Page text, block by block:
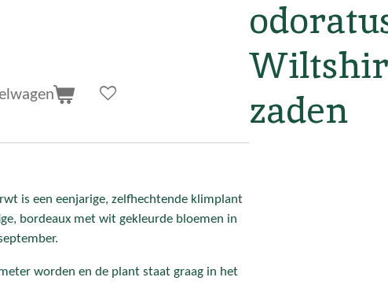
zaden
is een eenjarige, zelfhechtende klimplant
bordeaux met wit gekleurde bloemen in
worden en de plant staat graag in het